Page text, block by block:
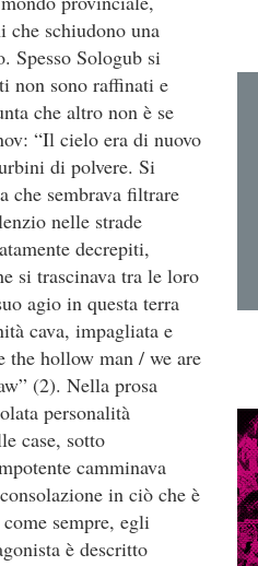
schiudono una
Spesso Sologub si
non sono raffinati e
che altro non è se
“Il cielo era di nuovo
di polvere. Si
che sembrava filtrare
nelle strade
decrepiti,
si trascinava tra le loro
agio in questa terra
cava, impagliata e
the hollow man / we are
(2). Nella prosa
personalità
case, sotto
camminava
in ciò che è
sempre, egli
è descritto